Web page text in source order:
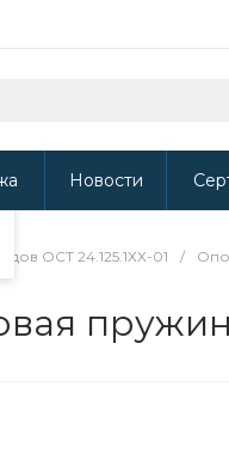
Новости
ОСТ 24.125.1ХХ-01 /